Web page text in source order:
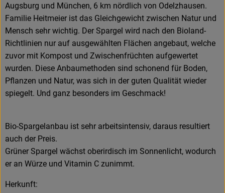
Augsburg und München, 6 km nördlich von Odelzhausen.
Familie Heitmeier ist das Gleichgewicht zwischen Natur und
Mensch sehr wichtig. Der Spargel wird nach den Bioland-
Richtlinien nur auf ausgewählten Flächen angebaut, welche
zuvor mit Kompost und Zwischenfrüchten aufgewertet
wurden. Diese Anbaumethoden sind schonend für Boden,
Pflanzen und Natur, was sich in der guten Qualität wieder
spiegelt. Und ganz besonders im Geschmack!
Bio-Spargelanbau ist sehr arbeitsintensiv, daraus resultiert
auch der Preis.
Grüner Spargel wächst oberirdisch im Sonnenlicht, wodurch
er an Würze und Vitamin C zunimmt.
Herkunft: